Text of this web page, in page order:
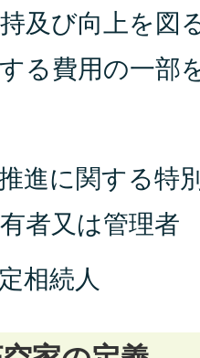
及び向上を図
る費用の一部
進に関する特
者又は管理者
相続人